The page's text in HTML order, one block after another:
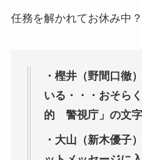
任務を解かれてお休み中
・樫井（野間口徹
いる・・・おそら
的 警視庁」の文
・大山（新木優子